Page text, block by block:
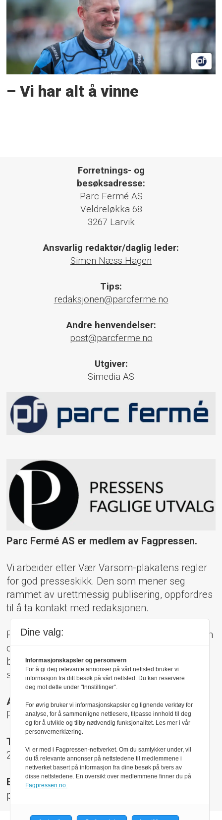
– Vi har alt å vinne
Forretnings- og
besøksadresse:
Parc Fermé AS
Veldreløkka 68
3267 Larvik
Ansvarlig redaktør/daglig leder:
Simen Næss Hagen
Tips:
redaksjonen@parcferme.no
Andre henvendelser:
post@parcferme.no
Utgiver:
Simedia AS
Parc Fermé AS er medlem av Fagpressen.
Vi arbeider etter Vær Varsom-plakatens regler
for god presseskikk. Den som mener seg
rammet av urettmessig publisering, oppfordres
til å ta kontakt med redaksjonen.
Pressens Faglige Utvalg (PFU) er et klageorgan
oppnevnt av Norsk Presseforbund som
behandler klager mot mediene i presseetiske
spørsmål.
Adresse:
Rådhusgt 17, 0158 Oslo
Telefon:
22 40 50 40
E-post:
pfu@presse.no
Dine valg:
Informasjonskapsler og personvern
For å gi deg relevante annonser på vårt nettsted bruker vi
informasjon fra ditt besøk på vårt nettsted. Du kan reservere
deg mot dette under "Innstillinger".
For øvrig bruker vi informasjonskapsler og lignende verktøy for
analyse, for å sammenligne nettlesere, tilpasse innhold til deg
og for å utvikle og tilby nødvendig funksjonalitet. Les mer i vår
personvernerklæring.
Vi er med i Fagpressen-nettverket. Om du samtykker under, vil
du få relevante annonser på nettstedene til medlemmene i
nettverket basert på informasjon fra dine besøk på tvers av
disse nettstedene. En oversikt over medlemmene finner du på
Fagpressen.no.